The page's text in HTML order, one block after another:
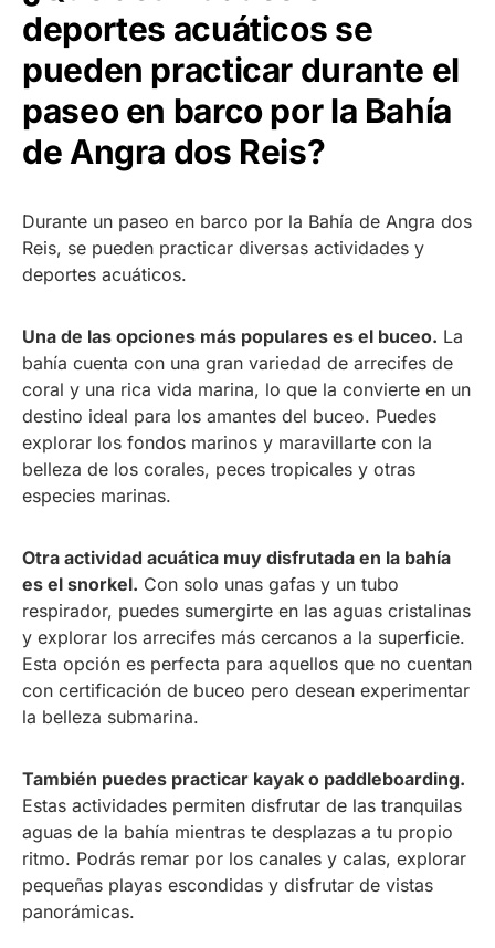
deportes acuáticos se
pueden practicar durante el
paseo en barco por la Bahía
de Angra dos Reis?
Durante un paseo en barco por la Bahía de Angra dos
Reis, se pueden practicar diversas actividades y
deportes acuáticos.
Una de las opciones más populares es el buceo. La
bahía cuenta con una gran variedad de arrecifes de
coral y una rica vida marina, lo que la convierte en un
destino ideal para los amantes del buceo. Puedes
explorar los fondos marinos y maravillarte con la
belleza de los corales, peces tropicales y otras
especies marinas.
Otra actividad acuática muy disfrutada en la bahía
es el snorkel. Con solo unas gafas y un tubo
respirador, puedes sumergirte en las aguas cristalinas
y explorar los arrecifes más cercanos a la superficie.
Esta opción es perfecta para aquellos que no cuentan
con certificación de buceo pero desean experimentar
la belleza submarina.
También puedes practicar kayak o paddleboarding.
Estas actividades permiten disfrutar de las tranquilas
aguas de la bahía mientras te desplazas a tu propio
ritmo. Podrás remar por los canales y calas, explorar
pequeñas playas escondidas y disfrutar de vistas
panorámicas.